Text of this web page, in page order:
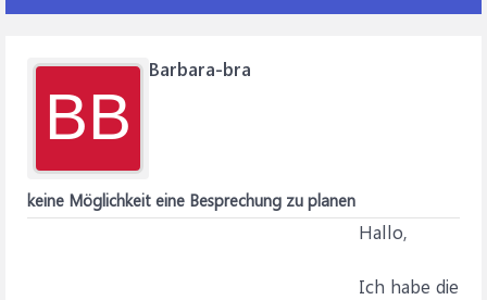
BB
Barbara-bra
keine Möglichkeit eine Besprechung zu planen
Hallo,
Ich habe die